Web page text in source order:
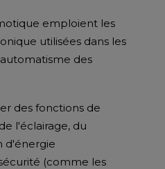
emploient les
utilisées dans les
des
des fonctions de
l'éclairage, du
d'énergie
(comme les